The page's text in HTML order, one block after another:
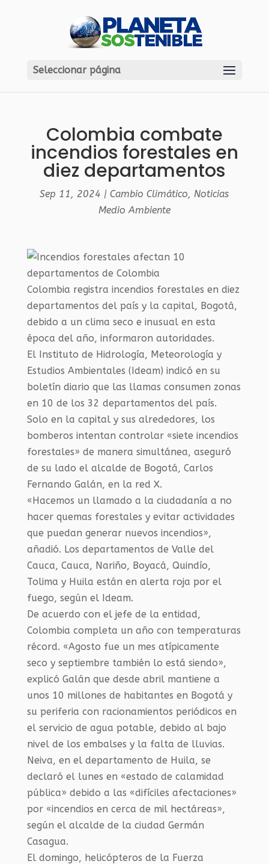
Seleccionar página
Colombia combate
incendios forestales en
diez departamentos
Sep 11, 2024 |Cambio Climático,Noticias
Medio Ambiente
Colombia registra incendios forestales en diez
departamentos del país y la capital, Bogotá,
debido a un clima seco e inusual en esta
época del año, informaron autoridades.
El Instituto de Hidrología, Meteorología y
Estudios Ambientales (Ideam) indicó en su
boletín diario que las llamas consumen zonas
en 10 de los 32 departamentos del país.
Solo en la capital y sus alrededores, los
bomberos intentan controlar «siete incendios
forestales» de manera simultánea, aseguró
de su lado el alcalde de Bogotá, Carlos
Fernando Galán, en la red X.
«Hacemos un llamado a la ciudadanía a no
hacer quemas forestales y evitar actividades
que puedan generar nuevos incendios»,
añadió. Los departamentos de Valle del
Cauca, Cauca, Nariño, Boyacá, Quindío,
Tolima y Huila están en alerta roja por el
fuego, según el Ideam.
De acuerdo con el jefe de la entidad,
Colombia completa un año con temperaturas
récord. «Agosto fue un mes atípicamente
seco y septiembre también lo está siendo»,
explicó Galán que desde abril mantiene a
unos 10 millones de habitantes en Bogotá y
su periferia con racionamientos periódicos en
el servicio de agua potable, debido al bajo
nivel de los embalses y la falta de lluvias.
Neiva, en el departamento de Huila, se
declaró el lunes en «estado de calamidad
pública» debido a las «difíciles afectaciones»
por «incendios en cerca de mil hectáreas»,
según el alcalde de la ciudad Germán
Casagua.
El domingo, helicópteros de la Fuerza